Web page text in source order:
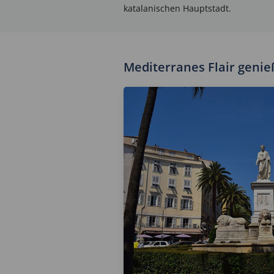
katalanischen Hauptstadt.
Mediterranes Flair